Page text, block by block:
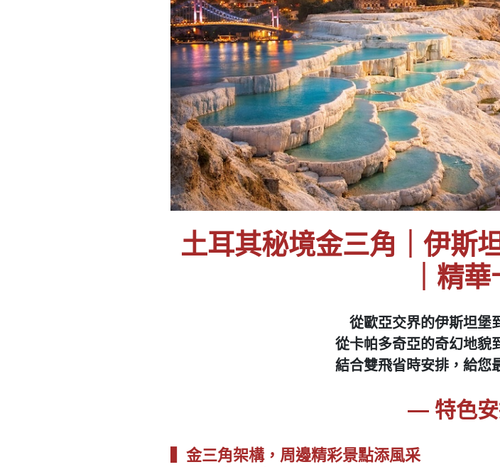
土耳其秘境金三角｜伊斯
｜精華
從歐亞交界的伊斯坦堡
從卡帕多奇亞的奇幻地貌
結合雙飛省時安排，給您
— 特色
▍金三角架構，周邊精彩景點添風采